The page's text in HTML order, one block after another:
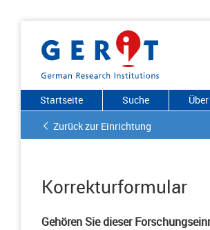
Startseite Suche
Zurück zur Einrichtung
Korrekturformular
Gehören Sie dieser